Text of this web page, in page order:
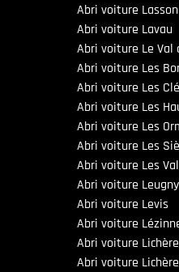
Abri voiture Lasson
Abri voiture Lavau
Abri voiture Le Val
Abri voiture Les
Abri voiture Les
Abri voiture Les
Abri voiture Les
Abri voiture Les
Abri voiture Les
Abri voiture Leugny
Abri voiture Levis
Abri voiture
Abri voiture
Abri voiture